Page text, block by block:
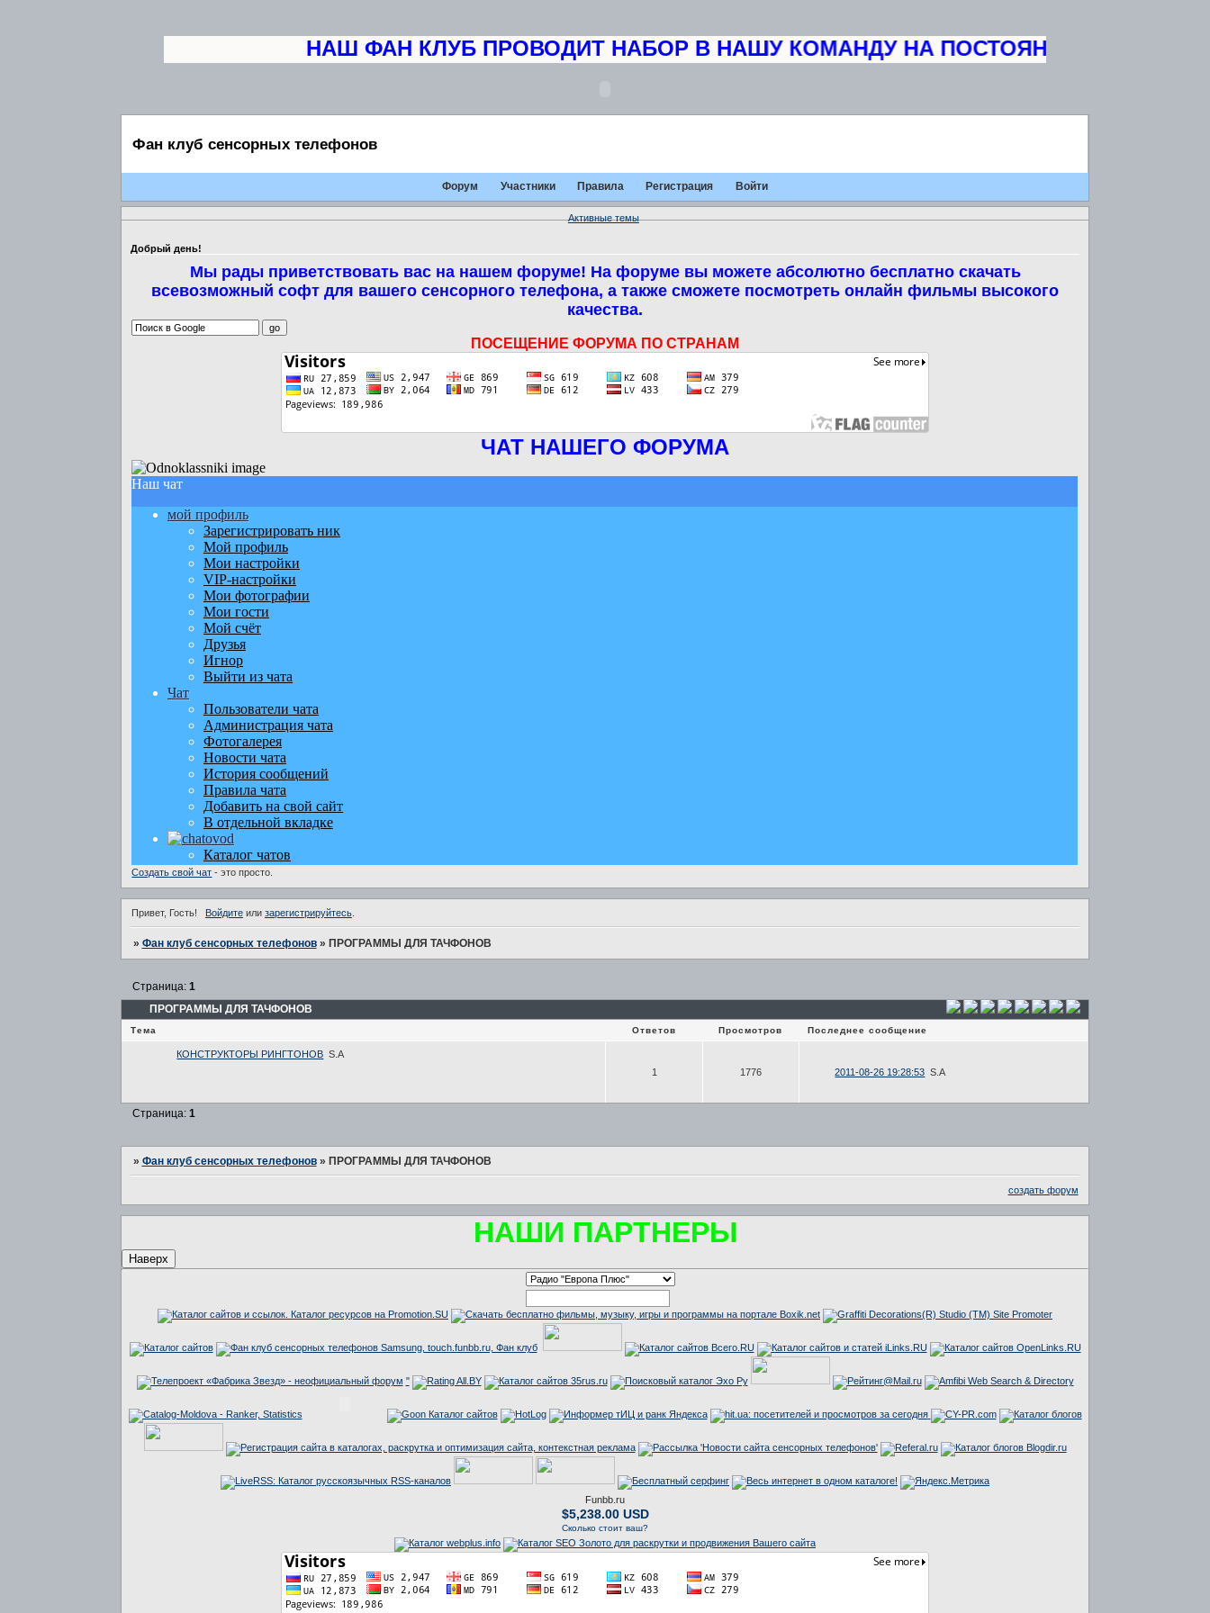
НАШ ФАН КЛУБ ПРОВОДИТ НАБОР В НАШУ КОМАНДУ НА ПОСТОЯННУЮ
Фан клуб сенсорных телефонов
Форум Участники Правила Регистрация Войти
Активные темы
Добрый день!
Мы рады приветствовать вас на нашем форуме! На форуме вы можете абсолютно бесплатно скачать
всевозможный софт для вашего сенсорного телефона, а также сможете посмотреть онлайн фильмы высокого
качества.
ПОСЕЩЕНИЕ ФОРУМА ПО СТРАНАМ
ЧАТ НАШЕГО ФОРУМА
Создать свой чат - это просто.
Привет, Гость! Войдитеили зарегистрируйтесь.
» Фан клуб сенсорных телефонов » ПРОГРАММЫ ДЛЯ ТАЧФОНОВ
ПРОГРАММЫ ДЛЯ ТАЧФОНОВ
Страница: 1
Тема Ответов Просмотров Последнее сообщение
КОНСТРУКТОРЫ РИНГТОНОВ S.A
1
1776 2011-08-26 19:28:53 S.A
Страница: 1
» Фан клуб сенсорных телефонов » ПРОГРАММЫ ДЛЯ ТАЧФОНОВ
создать форум
НАШИ ПАРТНЕРЫ
Наверх
"
Funbb.ru
$5,238.00 USD
Сколько стоит ваш?